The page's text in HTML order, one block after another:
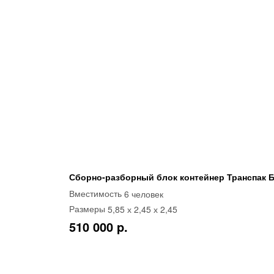
Сборно-разборный блок контейнер Транспак
Вместимость 6 человек
Размеры 5,85 х 2,45 х 2,45
510 000 p.